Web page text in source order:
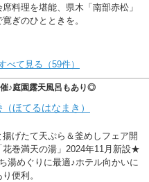
料理を堪能、県木「南部赤松」
ぎのひとときを。
べて見る（59件）
♪庭園露天風呂もあり◎
ほてるはなまき）
揚げたて天ぷら＆釜めしフェア開
花巻満天の湯」2024年11月新設★
湯めぐりに最適♪ホテル向かいに
便利。